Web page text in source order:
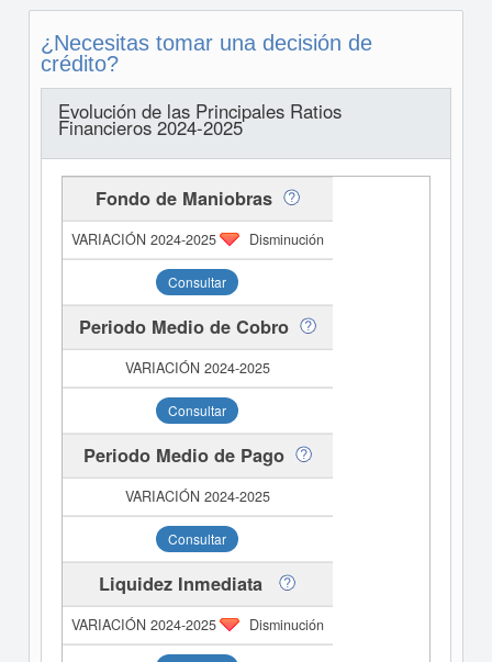
¿Necesitas tomar una decisión de
crédito?
Evolución de las Principales Ratios
Financieros 2024-2025
Fondo de Maniobras
Disminución
Consultar
Periodo Medio de Cobro
Consultar
Periodo Medio de Pago
Consultar
Liquidez Inmediata
Disminución